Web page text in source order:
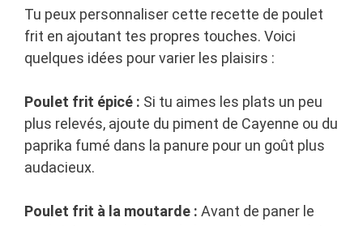
Tu peux personnaliser cette recette de poulet
frit en ajoutant tes propres touches. Voici
quelques idées pour varier les plaisirs :
Poulet frit épicé : Si tu aimes les plats un peu
plus relevés, ajoute du piment de Cayenne ou du
paprika fumé dans la panure pour un goût plus
audacieux.
Poulet frit à la moutarde : Avant de paner le